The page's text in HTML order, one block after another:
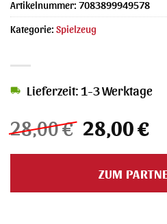
28,00€
Preis
war:
28,00 €
28,00€
Lieferzeit: 1-3 Werktage
ZUM
Artikelnummer: 7083899949578
Kategorie: Spielzeug